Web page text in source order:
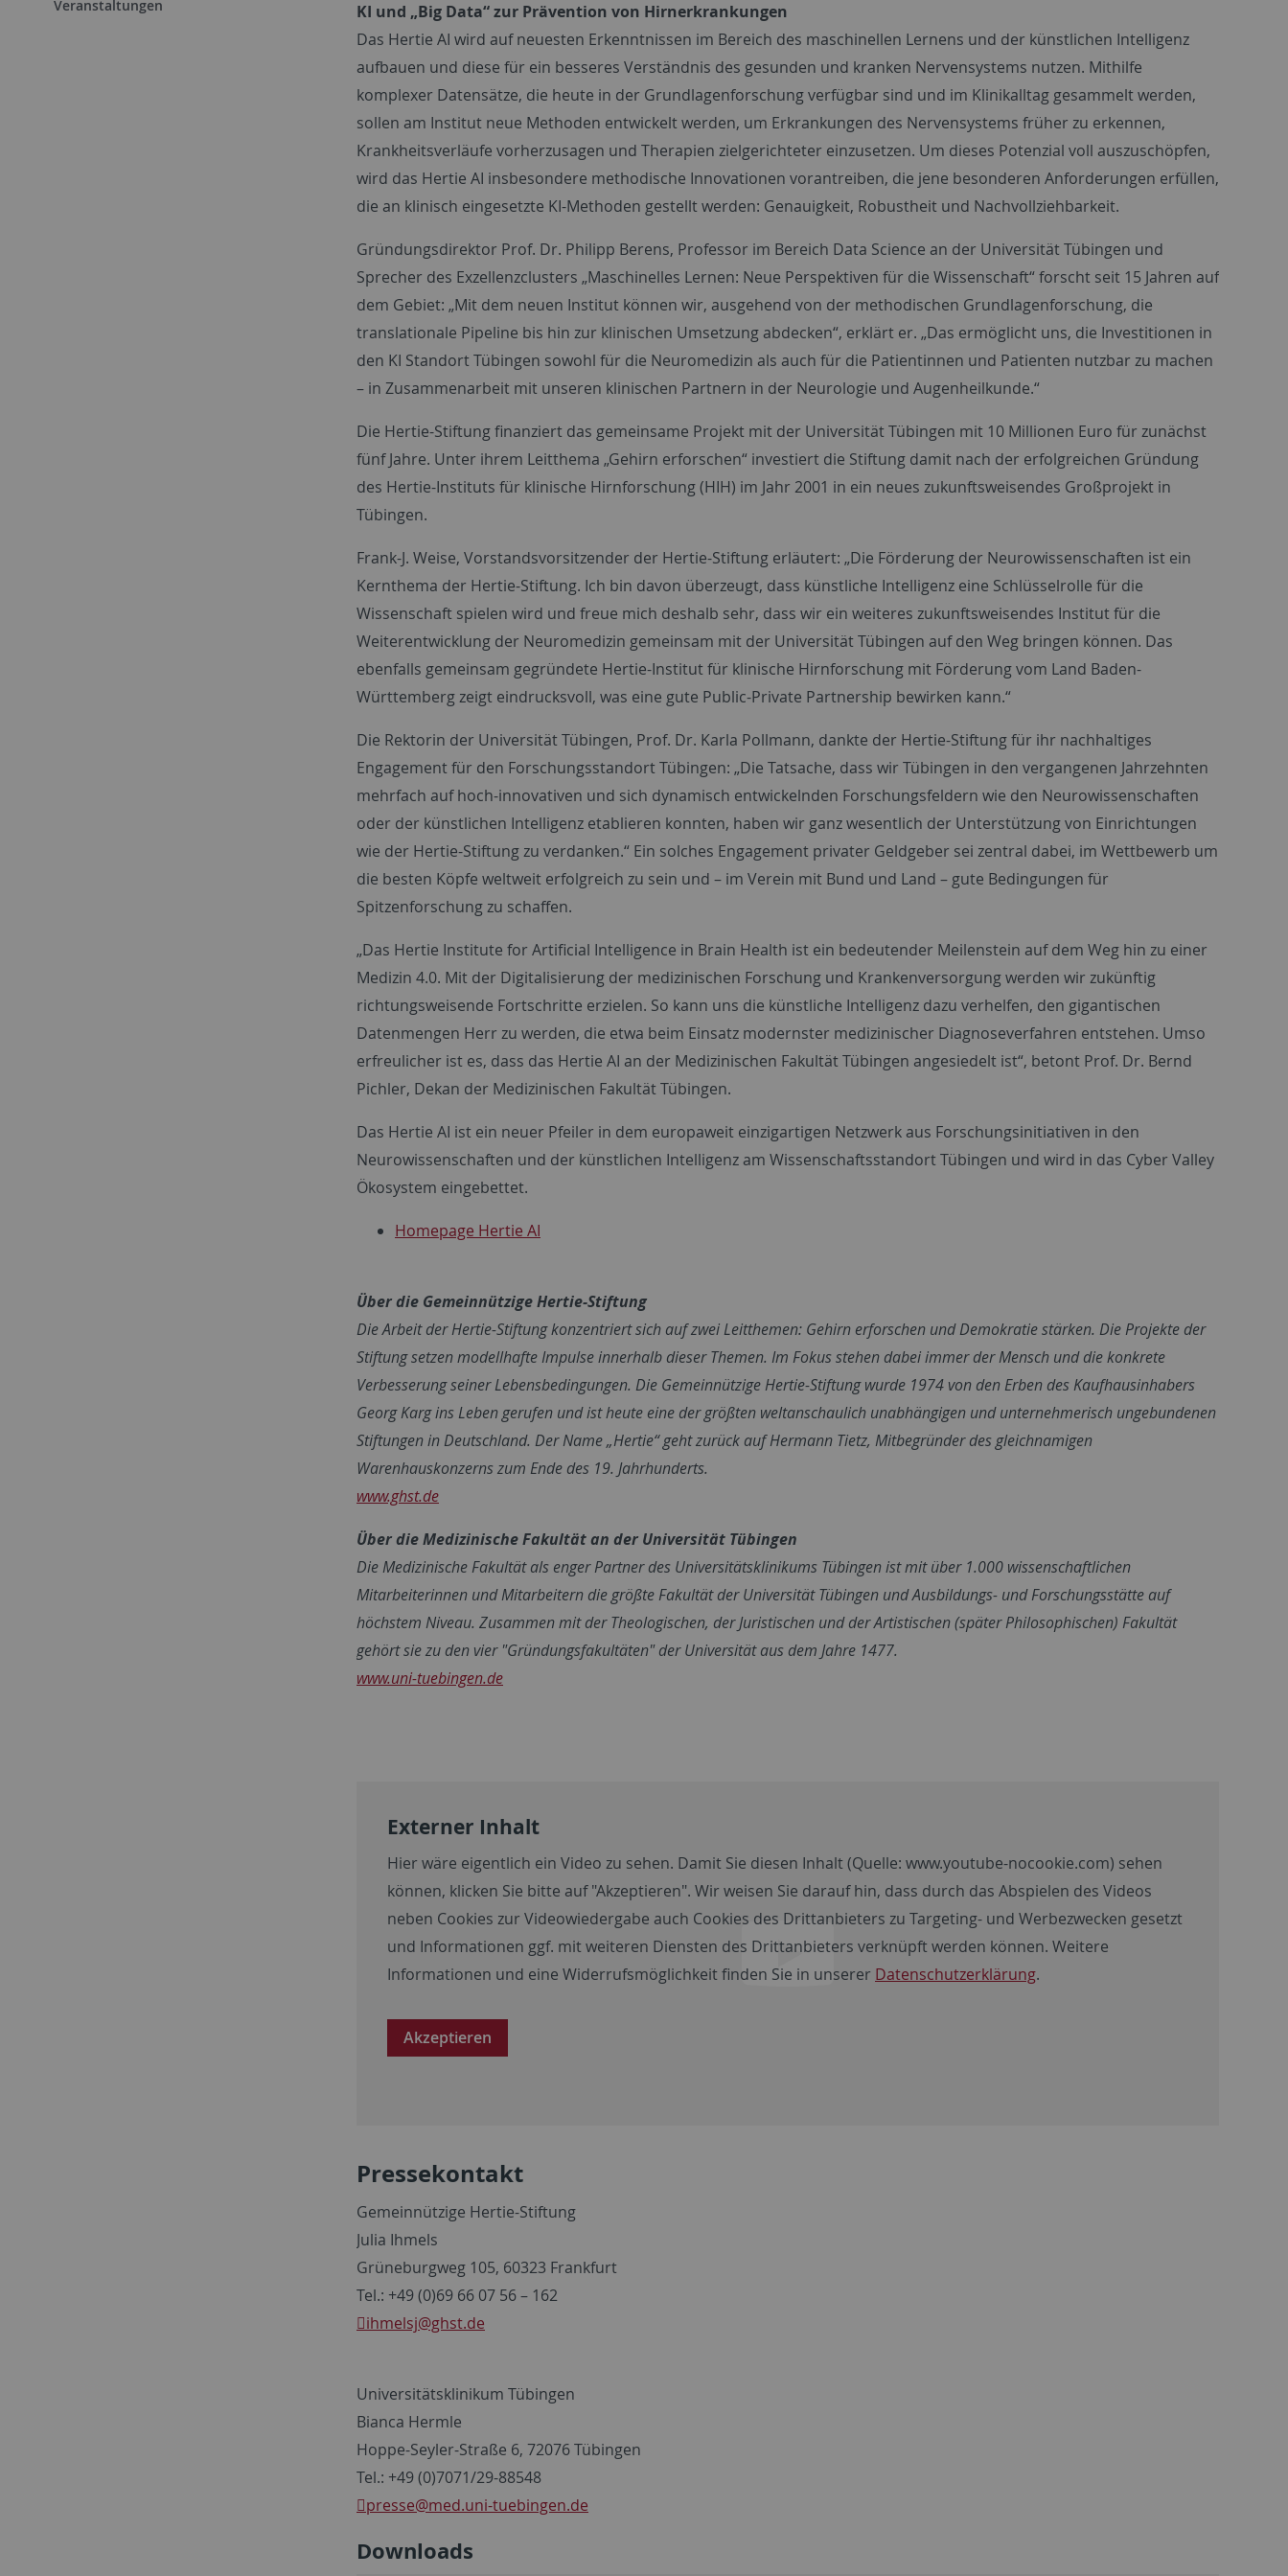
Veranstaltungen
KI und „Big Data“ zur Prävention von Hirnerkrankungen
Das Hertie AI wird auf neuesten Erkenntnissen im Bereich des maschinellen Lernens und der künstlichen Intelligenz
aufbauen und diese für ein besseres Verständnis des gesunden und kranken Nervensystems nutzen. Mithilfe
komplexer Datensätze, die heute in der Grundlagenforschung verfügbar sind und im Klinikalltag gesammelt werden,
sollen am Institut neue Methoden entwickelt werden, um Erkrankungen des Nervensystems früher zu erkennen,
Krankheitsverläufe vorherzusagen und Therapien zielgerichteter einzusetzen. Um dieses Potenzial voll auszuschöpfen,
wird das Hertie AI insbesondere methodische Innovationen vorantreiben, die jene besonderen Anforderungen erfüllen,
die an klinisch eingesetzte KI-Methoden gestellt werden: Genauigkeit, Robustheit und Nachvollziehbarkeit.
Gründungsdirektor Prof. Dr. Philipp Berens, Professor im Bereich Data Science an der Universität Tübingen und
Sprecher des Exzellenzclusters „Maschinelles Lernen: Neue Perspektiven für die Wissenschaft“ forscht seit 15 Jahren auf
dem Gebiet: „Mit dem neuen Institut können wir, ausgehend von der methodischen Grundlagenforschung, die
translationale Pipeline bis hin zur klinischen Umsetzung abdecken“, erklärt er. „Das ermöglicht uns, die Investitionen in
den KI Standort Tübingen sowohl für die Neuromedizin als auch für die Patientinnen und Patienten nutzbar zu machen
– in Zusammenarbeit mit unseren klinischen Partnern in der Neurologie und Augenheilkunde.“
Die Hertie-Stiftung finanziert das gemeinsame Projekt mit der Universität Tübingen mit 10 Millionen Euro für zunächst
fünf Jahre. Unter ihrem Leitthema „Gehirn erforschen“ investiert die Stiftung damit nach der erfolgreichen Gründung
des Hertie-Instituts für klinische Hirnforschung (HIH) im Jahr 2001 in ein neues zukunftsweisendes Großprojekt in
Tübingen.
Frank-J. Weise, Vorstandsvorsitzender der Hertie-Stiftung erläutert: „Die Förderung der Neurowissenschaften ist ein
Kernthema der Hertie-Stiftung. Ich bin davon überzeugt, dass künstliche Intelligenz eine Schlüsselrolle für die
Wissenschaft spielen wird und freue mich deshalb sehr, dass wir ein weiteres zukunftsweisendes Institut für die
Weiterentwicklung der Neuromedizin gemeinsam mit der Universität Tübingen auf den Weg bringen können. Das
ebenfalls gemeinsam gegründete Hertie-Institut für klinische Hirnforschung mit Förderung vom Land Baden-
Württemberg zeigt eindrucksvoll, was eine gute Public-Private Partnership bewirken kann.“
Die Rektorin der Universität Tübingen, Prof. Dr. Karla Pollmann, dankte der Hertie-Stiftung für ihr nachhaltiges
Engagement für den Forschungsstandort Tübingen: „Die Tatsache, dass wir Tübingen in den vergangenen Jahrzehnten
mehrfach auf hoch-innovativen und sich dynamisch entwickelnden Forschungsfeldern wie den Neurowissenschaften
oder der künstlichen Intelligenz etablieren konnten, haben wir ganz wesentlich der Unterstützung von Einrichtungen
wie der Hertie-Stiftung zu verdanken.“ Ein solches Engagement privater Geldgeber sei zentral dabei, im Wettbewerb um
die besten Köpfe weltweit erfolgreich zu sein und – im Verein mit Bund und Land – gute Bedingungen für
Spitzenforschung zu schaffen.
„Das Hertie Institute for Artificial Intelligence in Brain Health ist ein bedeutender Meilenstein auf dem Weg hin zu einer
Medizin 4.0. Mit der Digitalisierung der medizinischen Forschung und Krankenversorgung werden wir zukünftig
richtungsweisende Fortschritte erzielen. So kann uns die künstliche Intelligenz dazu verhelfen, den gigantischen
Datenmengen Herr zu werden, die etwa beim Einsatz modernster medizinischer Diagnoseverfahren entstehen. Umso
erfreulicher ist es, dass das Hertie AI an der Medizinischen Fakultät Tübingen angesiedelt ist“, betont Prof. Dr. Bernd
Pichler, Dekan der Medizinischen Fakultät Tübingen.
Das Hertie AI ist ein neuer Pfeiler in dem europaweit einzigartigen Netzwerk aus Forschungsinitiativen in den
Neurowissenschaften und der künstlichen Intelligenz am Wissenschaftsstandort Tübingen und wird in das Cyber Valley
Ökosystem eingebettet.
Homepage Hertie AI
Über die Gemeinnützige Hertie-Stiftung
Die Arbeit der Hertie-Stiftung konzentriert sich auf zwei Leitthemen: Gehirn erforschen und Demokratie stärken. Die Projekte der
Stiftung setzen modellhafte Impulse innerhalb dieser Themen. Im Fokus stehen dabei immer der Mensch und die konkrete
Verbesserung seiner Lebensbedingungen. Die Gemeinnützige Hertie-Stiftung wurde 1974 von den Erben des Kaufhausinhabers
Georg Karg ins Leben gerufen und ist heute eine der größten weltanschaulich unabhängigen und unternehmerisch ungebundenen
Stiftungen in Deutschland. Der Name „Hertie“ geht zurück auf Hermann Tietz, Mitbegründer des gleichnamigen
Warenhauskonzerns zum Ende des 19. Jahrhunderts.
www.ghst.de
Über die Medizinische Fakultät an der Universität Tübingen
Die Medizinische Fakultät als enger Partner des Universitätsklinikums Tübingen ist mit über 1.000 wissenschaftlichen
Mitarbeiterinnen und Mitarbeitern die größte Fakultät der Universität Tübingen und Ausbildungs- und Forschungsstätte auf
höchstem Niveau. Zusammen mit der Theologischen, der Juristischen und der Artistischen (später Philosophischen) Fakultät
gehört sie zu den vier "Gründungsfakultäten" der Universität aus dem Jahre 1477.
www.uni-tuebingen.de
Externer Inhalt
Hier wäre eigentlich ein Video zu sehen. Damit Sie diesen Inhalt (Quelle: www.youtube-nocookie.com) sehen
können, klicken Sie bitte auf "Akzeptieren". Wir weisen Sie darauf hin, dass durch das Abspielen des Videos
neben Cookies zur Videowiedergabe auch Cookies des Drittanbieters zu Targeting- und Werbezwecken gesetzt
und Informationen ggf. mit weiteren Diensten des Drittanbieters verknüpft werden können. Weitere
Informationen und eine Widerrufsmöglichkeit finden Sie in unserer Datenschutzerklärung.
Akzeptieren
Pressekontakt
Gemeinnützige Hertie-Stiftung
Julia Ihmels
Grüneburgweg 105, 60323 Frankfurt
Tel.: +49 (0)69 66 07 56 – 162
ihmelsj@ghst.de
Universitätsklinikum Tübingen
Bianca Hermle
Hoppe-Seyler-Straße 6, 72076 Tübingen
Tel.: +49 (0)7071/29-88548
presse@med.uni-tuebingen.de
Downloads